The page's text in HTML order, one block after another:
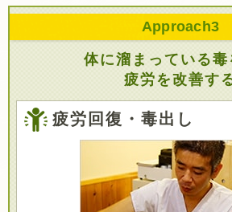
Approach3
体に溜まっている毒
疲労を改善す
疲労回復・毒出し